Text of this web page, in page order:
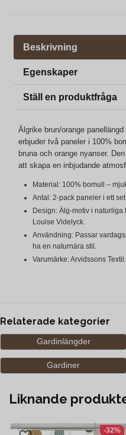
Beskrivning
Egenskaper
Ställ en produktfråga
Älgrike brun/orange
erbjuder två paneler i 100%
bruna och orange nyanser.
att skapa en inbjudande
Material: 100% bomull –
Antal: 2-pack paneler i ett
Design: Älg-motiv i
Louise Videlyck.
Användning: Passar
ha en naturnära stil.
Varumärke: Arvidssons Textil.
Relaterade kategorier
Gardinlängder
Gardiner
Liknande
-32%